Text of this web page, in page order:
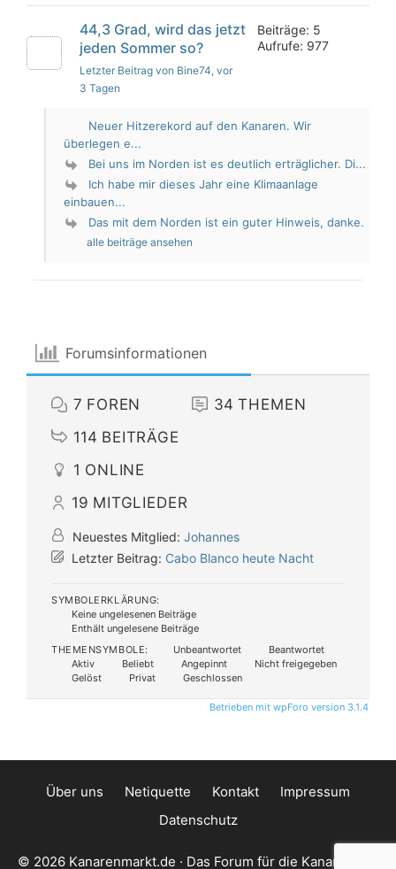
44,3 Grad, wird das jetzt
jeden Sommer so?
Letzter Beitrag von Bine74, vor
3 Tagen
Beiträge: 5
Aufrufe: 977
Neuer Hitzerekord auf den Kanaren. Wir
überlegen e...
Bei uns im Norden ist es deutlich erträglicher. Di...
Ich habe mir dieses Jahr eine Klimaanlage
einbauen...
Das mit dem Norden ist ein guter Hinweis, danke.
alle beiträge ansehen
Forumsinformationen
7 FOREN 34 THEMEN
114 BEITRÄGE
1 ONLINE
19 MITGLIEDER
Neuestes Mitglied: Johannes
Letzter Beitrag: Cabo Blanco heute Nacht
SYMBOLERKLÄRUNG:
Keine ungelesenen Beiträge
Enthält ungelesene Beiträge
THEMENSYMBOLE:
Unbeantwortet
Beantwortet
Aktiv
Beliebt Angepinnt
Nicht freigegeben
Gelöst
Privat Geschlossen
Betrieben mit wpForo version 3.1.4
Über uns Netiquette Kontakt
Impressum
Datenschutz
© 2026 Kanarenmarkt.de · Das Forum für die Kanarischen